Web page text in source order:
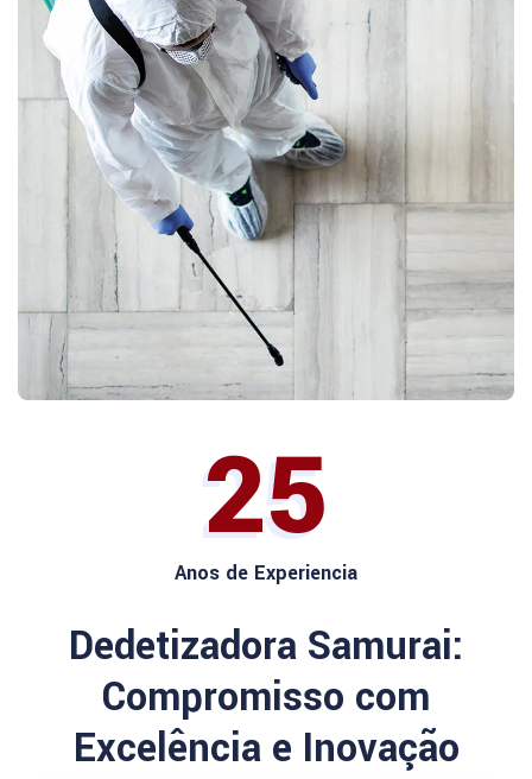
25
Anos de Experiencia
Dedetizadora Samurai:
Compromisso com
Excelência e Inovação